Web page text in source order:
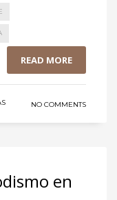
READ MORE
NO COMMENTS
en